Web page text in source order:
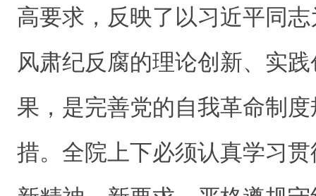
高要求，反映了以习近平同
风肃纪反腐的理论创新、实
果，是完善党的自我革命制
措。全院上下必须认真学习